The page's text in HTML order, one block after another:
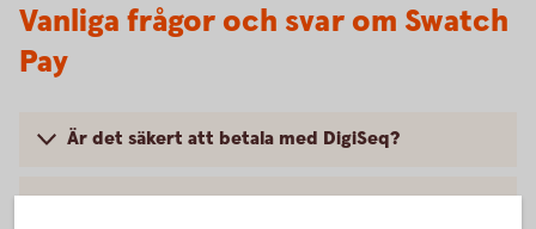
Vanliga frågor och svar om Swatch
Pay
Är det säkert att betala med DigiSeq?
Kan jag ta del av en butiks medlemsprogram när